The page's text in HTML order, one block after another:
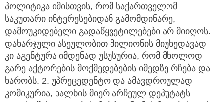
პოლიტიკა იმისთვის, რომ საქართველომ
საკუთარი ინტერესებიდან გამომდინარე,
დამოუკიდებელი გადაწყვეტილებები არ მიიღოს.
დახარჯული ასეულობით მილიონის მიუხედავად
კი აგენტურა იმდენად უსუსურია, რომ მხოლოდ
გარე აქტორების მოქმედებების იმედზე რჩება და
ხარობს. 2. უპრეცედენტო და ამავდროულად
კომიკურია, ხალხის მიერ არჩეულ დეპუტატს